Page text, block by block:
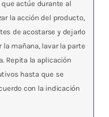
actúe durante al
la acción del producto,
de acostarse y dejarlo
la mañana, lavar la parte
Repita la aplicación
hasta que se
con la indicación